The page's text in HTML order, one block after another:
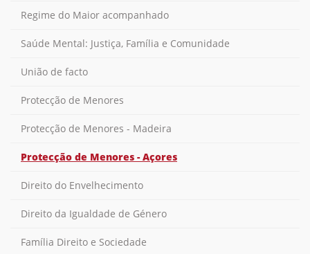
Regime do Maior acompanhado
Saúde Mental: Justiça, Família e Comunidade
União de facto
Protecção de Menores
Protecção de Menores - Madeira
Protecção de Menores - Açores
Direito do Envelhecimento
Direito da Igualdade de Género
Família Direito e Sociedade